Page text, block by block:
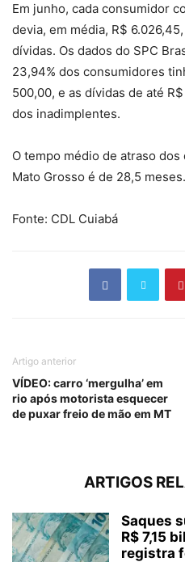
Em junho, cada consumidor
devia, em média, R$
dívidas. Os dados do SPC
23,94% dos consumidores
500,00, e as dívidas de até
dos inadimplentes.
O tempo médio de atraso
Mato Grosso é de 28,5 meses.
Fonte: CDL Cuiabá
Artigo anterior
VÍDEO: carro ‘mergulha’ em
rio após motorista esquecer
de puxar freio de mão em MT
ARTIGOS
Saques
R$ 7,15
registra